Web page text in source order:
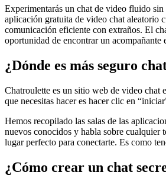
Experimentarás un chat de video fluido
aplicación gratuita de video chat aleatorio
comunicación eficiente con extraños. El
oportunidad de encontrar un acompañante
¿Dónde es más seguro
Chatroulette es un sitio web de video chat
que necesitas hacer es hacer clic en
Hemos recopilado las salas de las
nuevos conocidos y habla sobre cualquier
lugar perfecto para conectarte. Es como
¿Cómo crear un chat